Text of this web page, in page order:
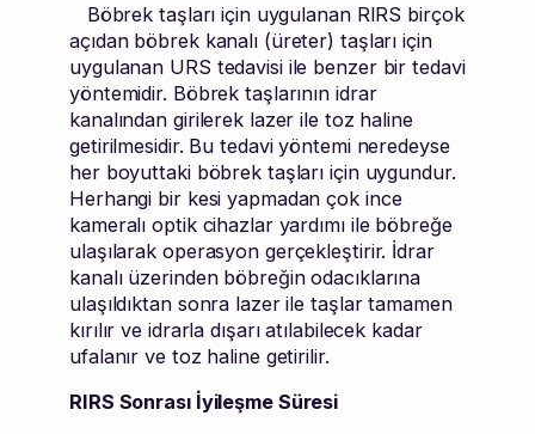
Böbrek taşları için uygulanan RIRS birçok
açıdan böbrek kanalı (üreter) taşları için
uygulanan URS tedavisi ile benzer bir tedavi
yöntemidir. Böbrek taşlarının idrar
kanalından girilerek lazer ile toz haline
getirilmesidir. Bu tedavi yöntemi neredeyse
her boyuttaki böbrek taşları için uygundur.
Herhangi bir kesi yapmadan çok ince
kameralı optik cihazlar yardımı ile böbreğe
ulaşılarak operasyon gerçekleştirir. İdrar
kanalı üzerinden böbreğin odacıklarına
ulaşıldıktan sonra lazer ile taşlar tamamen
kırılır ve idrarla dışarı atılabilecek kadar
ufalanır ve toz haline getirilir.
RIRS Sonrası İyileşme Süresi